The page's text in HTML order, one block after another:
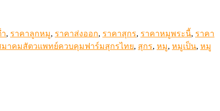
, ราคาลูกหมู, ราคาส่งออก, ราคาสุกร, ราคาหมูพระนี้, ราคา
มาคมสัตวแพทย์ควบคุมฟาร์มสุกรไทย, สุกร, หมู, หมูเป็น, หมู